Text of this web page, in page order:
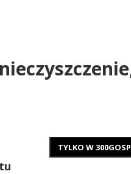
TYLKO W